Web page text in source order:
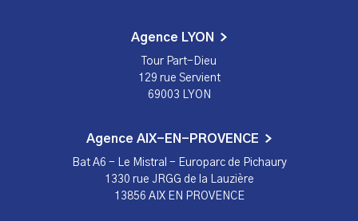
Agence LYON
Tour Part-Dieu
129 rue Servient
69003 LYON
Agence AIX-EN-PROVENCE
Bat A6 - Le Mistral - Europarc de Pichaury
1330 rue JRGG de la Lauzière
13856 AIX EN PROVENCE